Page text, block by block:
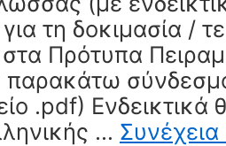
τη δοκιμασία /
Πρότυπα
παρακάτω
.pdf) Ενδεικτικά
… Συνέχεια